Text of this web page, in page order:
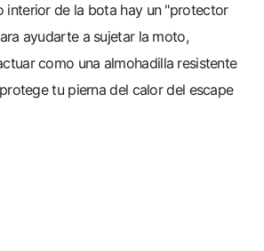
interior de la bota hay un "protector
ayudarte a sujetar la moto,
como una almohadilla resistente
tu pierna del calor del escape